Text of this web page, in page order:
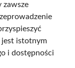
zawsze
istotnym
i dostępności